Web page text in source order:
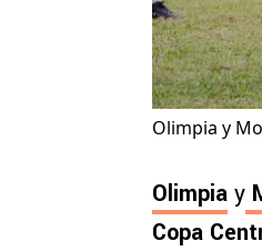
Olimpia y
Olimpia y
Copa